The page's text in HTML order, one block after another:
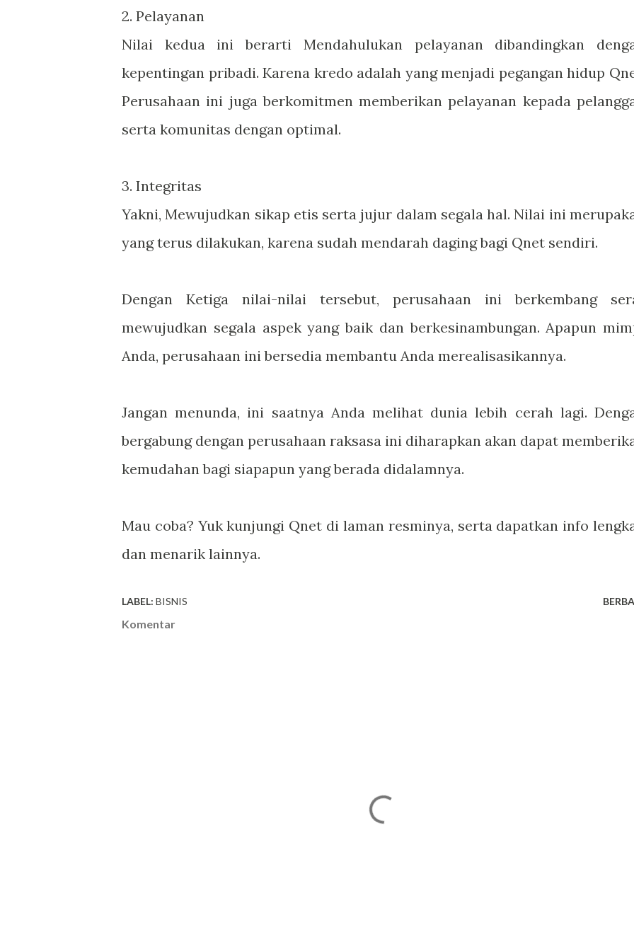
2. Pelayanan
Nilai kedua ini berarti Mendahulukan pelayanan dibandingkan
kepentingan pribadi. Karena kredo adalah yang menjadi pegangan hidup
Perusahaan ini juga berkomitmen memberikan pelayanan kepada
serta komunitas dengan optimal.
3. Integritas
Yakni, Mewujudkan sikap etis serta jujur dalam segala hal. Nilai ini
yang terus dilakukan, karena sudah mendarah daging bagi Qnet sendiri.
Dengan Ketiga nilai-nilai tersebut, perusahaan ini berkembang
mewujudkan segala aspek yang baik dan berkesinambungan. Apapun
Anda, perusahaan ini bersedia membantu Anda merealisasikannya.
Jangan menunda, ini saatnya Anda melihat dunia lebih cerah lagi.
bergabung dengan perusahaan raksasa ini diharapkan akan dapat
kemudahan bagi siapapun yang berada didalamnya.
Mau coba? Yuk kunjungi Qnet di laman resminya, serta dapatkan info
dan menarik lainnya.
LABEL: BISNIS
Komentar